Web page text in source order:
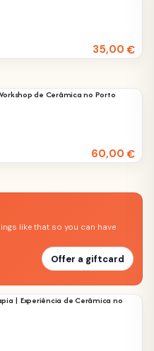
35,00€
de Cerâmica no Porto
60,00€
like that so you can have
Offer a giftcard
| Experiência de Cerâmica no